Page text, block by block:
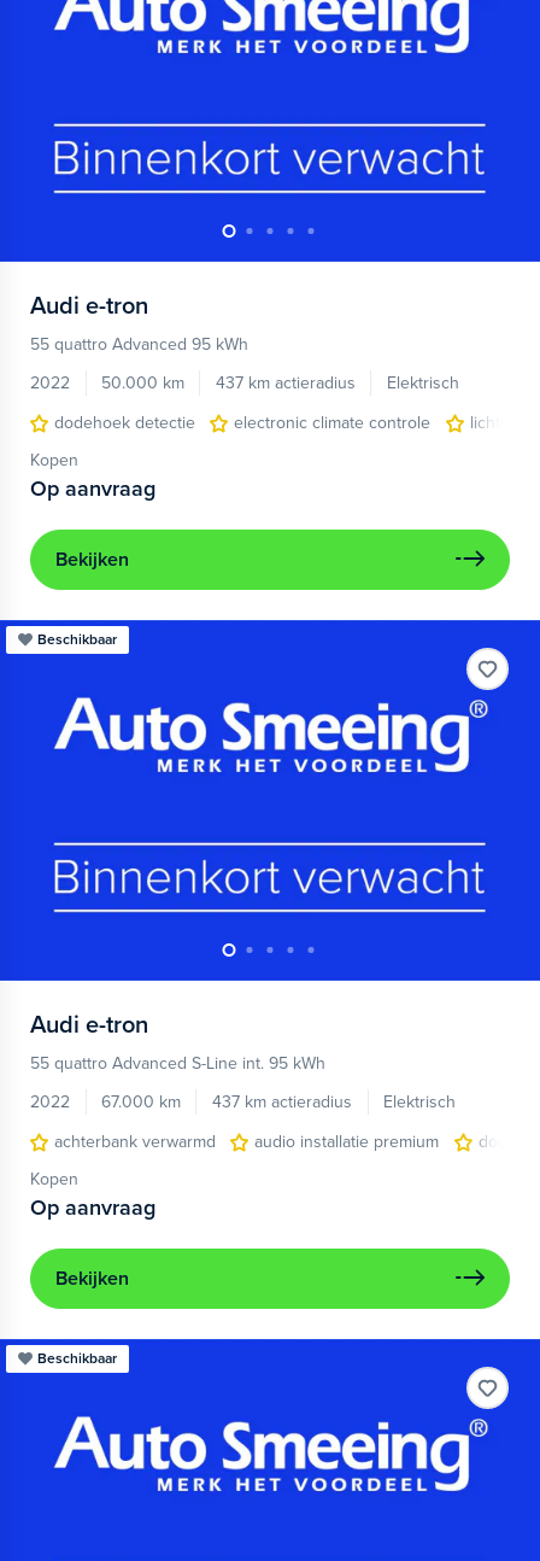
Audi e-tron
55 quattro Advanced 95 kWh
2022
50.000 km 437 km actieradius
Elektrisch
dodehoek detectie
electronic climate controle
Kopen
Op aanvraag
Bekijken
Beschikbaar
Audi e-tron
55 quattro Advanced S-Line int. 95 kWh
2022
67.000 km 437 km actieradius
Elektrisch
achterbank verwarmd
audio installatie premium
Kopen
Op aanvraag
Bekijken
Beschikbaar